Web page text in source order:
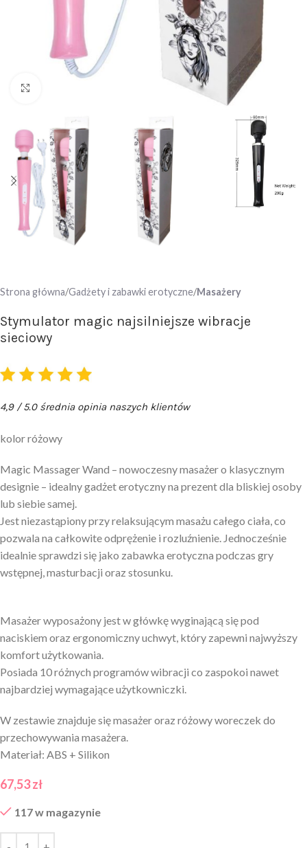
Strona główna Gadżety i zabawki erotyczne Masażery
Stymulator magic najsilniejsze wibracje
sieciowy
4,9 / 5.0 średnia opinia naszych klientów
kolor różowy
Magic Massager Wand – nowoczesny masażer o klasycznym
designie – idealny gadżet erotyczny na prezent dla bliskiej osoby
lub siebie samej.
Jest niezastąpiony przy relaksującym masażu całego ciała, co
pozwala na całkowite odprężenie i rozluźnienie. Jednocześnie
idealnie sprawdzi się jako zabawka erotyczna podczas gry
wstępnej, masturbacji oraz stosunku.
Masażer wyposażony jest w główkę wyginającą się pod
naciskiem oraz ergonomiczny uchwyt, który zapewni najwyższy
komfort użytkowania.
Posiada 10 różnych programów wibracji co zaspokoi nawet
najbardziej wymagające użytkowniczki.
W zestawie znajduje się masażer oraz różowy woreczek do
przechowywania masażera.
Materiał: ABS + Silikon
67,53zł
117 w magazynie